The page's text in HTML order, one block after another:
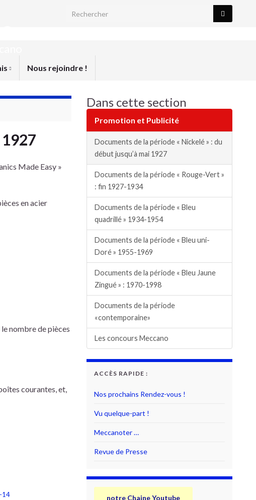
Search for:
Nous rejoindre !
Made Easy »
en acier
le nombre de pièces
courantes, et,
Dans cette section
Promotion et Publicité
Documents de la période « Nickelé » : du
début jusqu’à mai 1927
Documents de la période « Rouge-Vert »
: fin 1927-1934
Documents de la période « Bleu
quadrillé » 1934-1954
Documents de la période « Bleu uni-
Doré » 1955-1969
Documents de la période « Bleu Jaune
Zingué » : 1970-1998
Documents de la période
«contemporaine»
Les concours Meccano
ACCÈS RAPIDE :
Nos prochains Rendez-vous !
Vu quelque-part !
Meccanoter …
Revue de Presse
notre Chaine Youtube